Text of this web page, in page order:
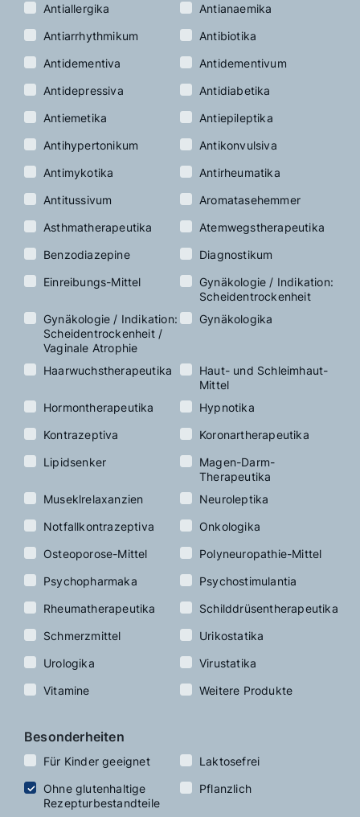
Antiallergika
Antianaemika
Antiarrhythmikum
Antibiotika
Antidementiva
Antidementivum
Antidepressiva
Antidiabetika
Antiemetika
Antiepileptika
Antihypertonikum
Antikonvulsiva
Antimykotika
Antirheumatika
Antitussivum
Aromatasehemmer
Asthmatherapeutika
Atemwegs­therapeutika
Benzodiazepine
Diagnostikum
Einreibungs-Mittel
Gynäkologie / Indikation:
Scheidentrockenheit
Gynäkologie / Indikation:
Scheidentrockenheit /
Vaginale Atrophie
Gynäkologika
Haarwuchstherapeutika
Haut- und Schleimhaut-
Mittel
Hormontherapeutika
Hypnotika
Kontrazeptiva
Koronartherapeutika
Lipidsenker
Magen-Darm-
Therapeutika
Museklrelaxanzien
Neuroleptika
Notfallkontrazeptiva
Onkologika
Osteoporose-Mittel
Polyneuropathie-Mittel
Psychopharmaka
Psychostimulantia
Rheumatherapeutika
Schilddrüsentherapeutika
Schmerzmittel
Urikostatika
Urologika
Virustatika
Vitamine
Weitere Produkte
Besonderheiten
Für Kinder geeignet
Laktosefrei
Ohne gluten­haltige
Rezeptur­bestandteile
Pflanzlich